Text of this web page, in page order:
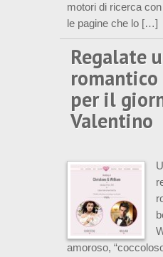
motori di ricerca
le pagine che lo […]
Regalate
per il
Valentino
amoroso,